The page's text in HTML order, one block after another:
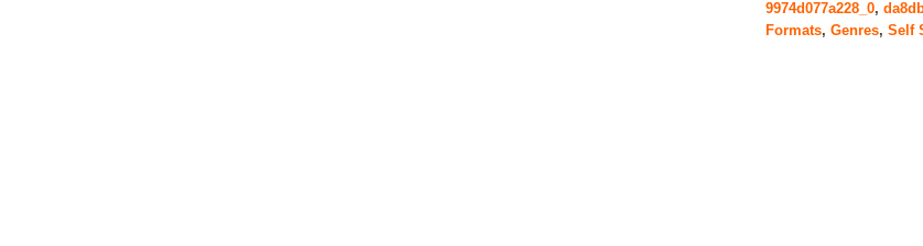
(2
9974d077a228_0,
Formats, Genres, Self